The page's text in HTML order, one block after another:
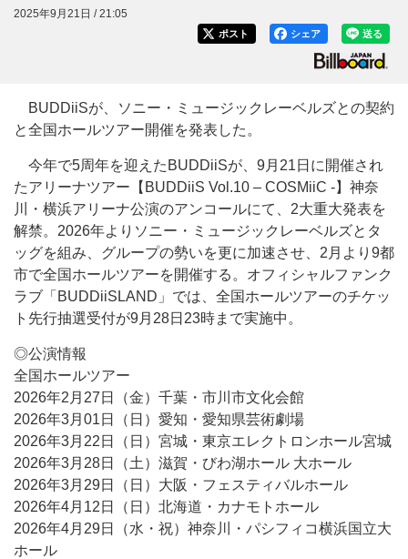
2025年9月21日 / 21:05
送る
シェア
ポスト
BUDDiiSが、ソニー・ミュージックレーベルズとの契約
と全国ホールツアー開催を発表した。
今年で5周年を迎えたBUDDiiSが、9月21日に開催され
たアリーナツアー【BUDDiiS Vol.10 – COSMiiC -】神奈
川・横浜アリーナ公演のアンコールにて、2大重大発表を
解禁。2026年よりソニー・ミュージックレーベルズとタ
ッグを組み、グループの勢いを更に加速させ、2月より9都
市で全国ホールツアーを開催する。オフィシャルファンク
ラブ「BUDDiiSLAND」では、全国ホールツアーのチケッ
ト先行抽選受付が9月28日23時まで実施中。
◎公演情報
全国ホールツアー
2026年2月27日（金）千葉・市川市文化会館
2026年3月01日（日）愛知・愛知県芸術劇場
2026年3月22日（日）宮城・東京エレクトロンホール宮城
2026年3月28日（土）滋賀・びわ湖ホール 大ホール
2026年3月29日（日）大阪・フェスティバルホール
2026年4月12日（日）北海道・カナモトホール
2026年4月29日（水・祝）神奈川・パシフィコ横浜国立大
ホール